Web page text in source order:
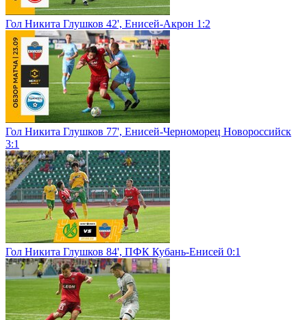
Гол Никита Глушков 42', Енисей-Акрон 1:2
Гол Никита Глушков 77', Енисей-Черноморец Новороссийск
3:1
Гол Никита Глушков 84', ПФК Кубань-Енисей 0:1